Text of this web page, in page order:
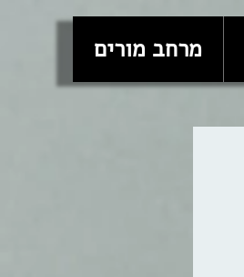
מרחב מורים